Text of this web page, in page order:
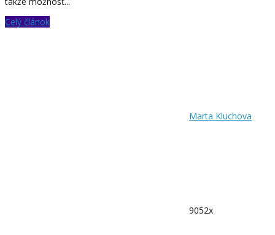
Celý článok
Marta Kluchova
9052x